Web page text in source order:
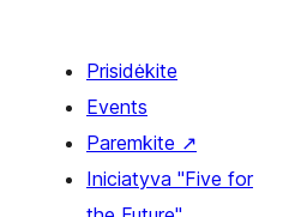
Prisidėkite
Events
Paremkite ↗
Iniciatyva "Five for